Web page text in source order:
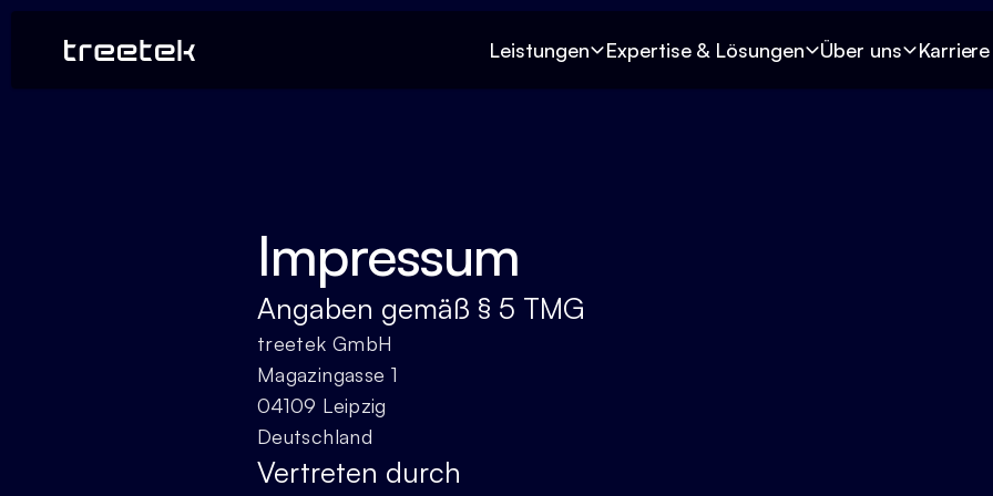
Leistungen Expertise & Lösungen Über uns Karriere
Impressum
Angaben gemäß § 5 TMG
treetek GmbH
Magazingasse 1
04109 Leipzig
Deutschland
Vertreten durch